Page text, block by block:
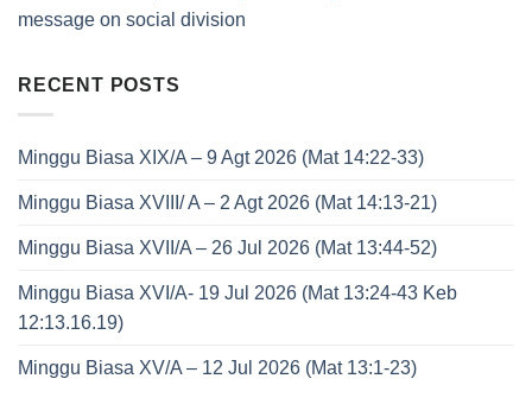
message on social division
RECENT POSTS
Minggu Biasa XIX/A – 9 Agt 2026 (Mat 14:22-33)
Minggu Biasa XVIII/ A – 2 Agt 2026 (Mat 14:13-21)
Minggu Biasa XVII/A – 26 Jul 2026 (Mat 13:44-52)
Minggu Biasa XVI/A- 19 Jul 2026 (Mat 13:24-43 Keb
12:13.16.19)
Minggu Biasa XV/A – 12 Jul 2026 (Mat 13:1-23)